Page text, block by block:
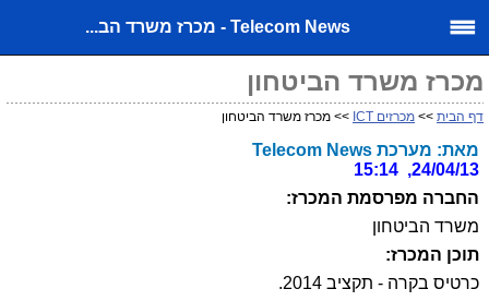
Telecom News - מכרז משרד הב...
מכרז משרד הביטחון
דף הבית >> מכרזים ICT >> מכרז משרד הביטחון
מאת: מערכת Telecom News
24/04/13, 15:14
החברה מפרסמת המכרז:
משרד הביטחון
תוכן המכרז:
כרטיס בקרה - תקציב 2014.